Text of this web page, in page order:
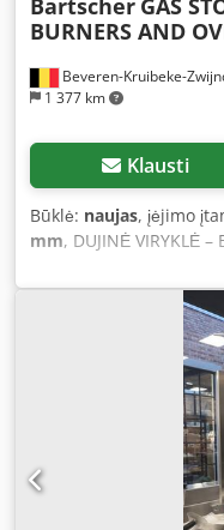
Beveren-Kruibeke-
1 377 km
Bartscher GAS
BURNERS AND
Klausti
Būklė: naujas, įėjimo
mm, DUJINĖ VIRYKLĖ
orkaitė | VISIŠKAI
visiškai nauja,
viryklė. Idealiai tinka
maisto įstaigoms ir
Pagrindinės savybės:
Integruota didelės
plieno konstrukcija –
Profesionali kokybė
visiems komercinės
Bartscher produktas,
Aip Djpfx Agpea Būklė: